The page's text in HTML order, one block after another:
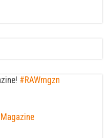
#RAWmgzn